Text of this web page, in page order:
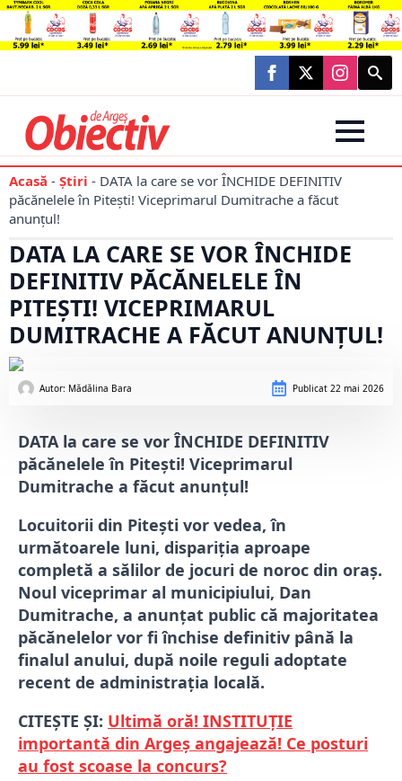
Search
for:
Acasă - Știri - DATA la care se vor ÎNCHIDE DEFINITIV
păcănelele în Pitești! Viceprimarul Dumitrache a făcut
anunțul!
DATA LA CARE SE VOR ÎNCHIDE
DEFINITIV PĂCĂNELELE ÎN
PITEȘTI! VICEPRIMARUL
DUMITRACHE A FĂCUT ANUNȚUL!
Autor: Mădălina Bara Publicat 22 mai 2026
DATA la care se vor ÎNCHIDE DEFINITIV
păcănelele în Pitești! Viceprimarul
Dumitrache a făcut anunțul!
Locuitorii din Pitești vor vedea, în
următoarele luni, dispariția aproape
completă a sălilor de jocuri de noroc din oraș.
Noul viceprimar al municipiului, Dan
Dumitrache, a anunțat public că majoritatea
păcănelelor vor fi închise definitiv până la
finalul anului, după noile reguli adoptate
recent de administrația locală.
CITEȘTE ȘI: Ultimă oră! INSTITUȚIE
importantă din Argeș angajează! Ce posturi
au fost scoase la concurs?